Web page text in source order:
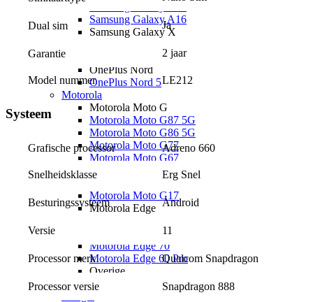
Samsung Galaxy A16
Samsung Galaxy X
OnePlus
OnePlus Nord
OnePlus Nord 5
Motorola
Motorola Moto G
Motorola Moto G87 5G
Motorola Moto G86 5G
Motorola Moto G77
Motorola Moto G67
Motorola Moto G56 5G
Motorola Moto G17 Power
Motorola Moto G17
Motorola Edge
Motorola Edge 70 Fusion
Motorola Edge 70
Motorola Edge 60 Pro
Overige
Motorola Razr 60 Ultra
Dual sim Ja
Garantie 2 jaar
Model nummer LE212
Systeem
Grafische processor Adreno 660
Snelheidsklasse Erg Snel
Besturingssysteem Android
Versie 11
Processor merk Qualcom Snapdragon
Processor versie Snapdragon 888